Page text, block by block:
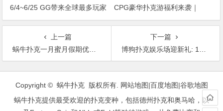
6/4~6/25 GG带来全球最多玩家
参予的线上锦标赛【GG微型狂
CPG豪华扑克游福利来袭｜
WSOP金手链免费赛天天开打！
上一篇
蜗牛扑克一月蜜月假期优惠活动
下一篇
博狗扑克娱乐场迎新礼: 1688元vs150%奖金
文
Copyright © 蜗牛扑克 版权所有. 网站地图|百度地图|谷歌地图
蜗牛扑克提供最受欢迎的扑克变种，包括德州扑克和奥马哈，以